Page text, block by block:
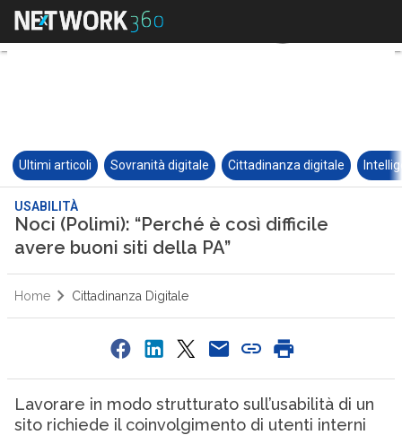
Ultimi articoli Sovranità digitale Cittadinanza digitale
USABILITÀ
Noci (Polimi): “Perché è così difficile
avere buoni siti della PA”
Home Cittadinanza Digitale
Lavorare in modo strutturato sull’usabilità di un
sito richiede il coinvolgimento di utenti interni